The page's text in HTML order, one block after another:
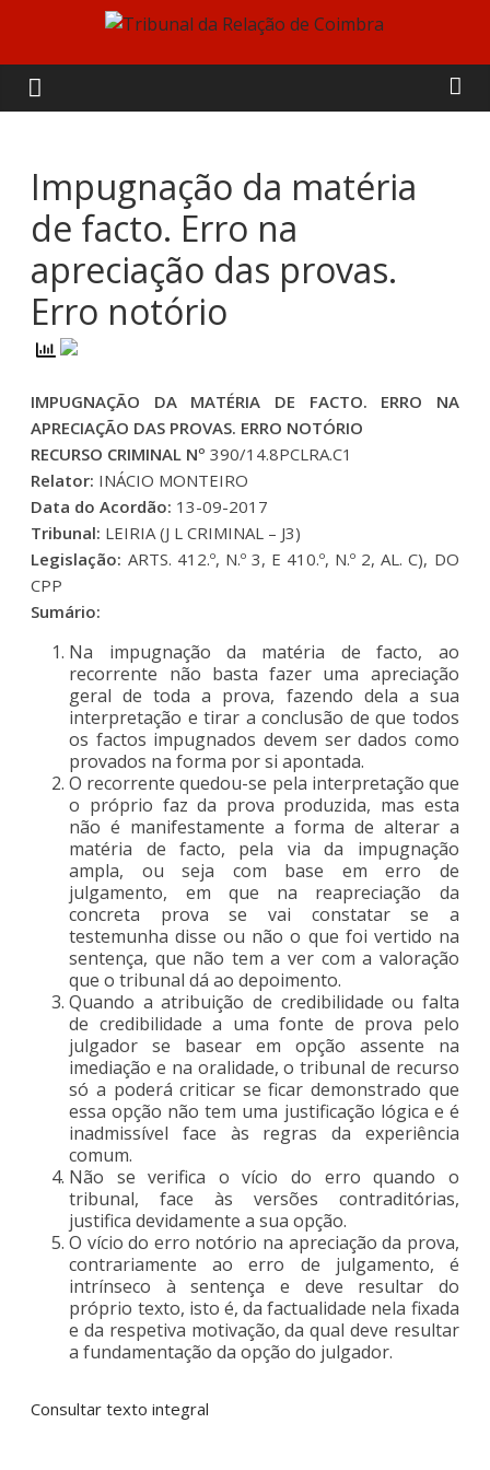
content
Tribunal
da
Relação
de
Coimbra
Impugnação da matéria
de facto. Erro na
apreciação das provas.
Erro notório
IMPUGNAÇÃO DA MATÉRIA DE FACTO. ERRO NA
APRECIAÇÃO DAS PROVAS. ERRO NOTÓRIO
RECURSO CRIMINAL Nº390/14.8PCLRA.C1
Relator: INÁCIO MONTEIRO
Data do Acordão: 13-09-2017
Tribunal: LEIRIA (J L CRIMINAL – J3)
Legislação: ARTS. 412.º, N.º 3, E 410.º, N.º 2, AL. C), DO
CPP
Sumário:
Na impugnação da matéria de facto, ao
recorrente não basta fazer uma apreciação
geral de toda a prova, fazendo dela a sua
interpretação e tirar a conclusão de que todos
os factos impugnados devem ser dados como
provados na forma por si apontada.
O recorrente quedou-se pela interpretação que
o próprio faz da prova produzida, mas esta
não é manifestamente a forma de alterar a
matéria de facto, pela via da impugnação
ampla, ou seja com base em erro de
julgamento, em que na reapreciação da
concreta prova se vai constatar se a
testemunha disse ou não o que foi vertido na
sentença, que não tem a ver com a valoração
que o tribunal dá ao depoimento.
Quando a atribuição de credibilidade ou falta
de credibilidade a uma fonte de prova pelo
julgador se basear em opção assente na
imediação e na oralidade, o tribunal de recurso
só a poderá criticar se ficar demonstrado que
essa opção não tem uma justificação lógica e é
inadmissível face às regras da experiência
comum.
Não se verifica o vício do erro quando o
tribunal, face às versões contraditórias,
justifica devidamente a sua opção.
O vício do erro notório na apreciação da prova,
contrariamente ao erro de julgamento, é
intrínseco à sentença e deve resultar do
próprio texto, isto é, da factualidade nela fixada
e da respetiva motivação, da qual deve resultar
a fundamentação da opção do julgador.
Consultar texto integral